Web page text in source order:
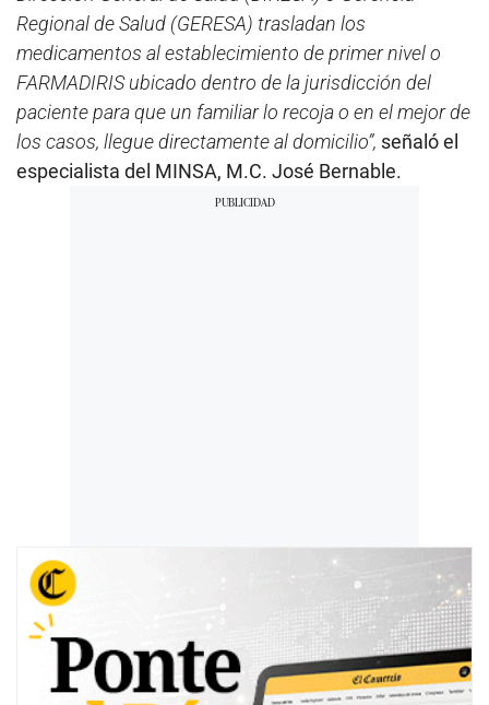
Regional de Salud (GERESA) trasladan los
medicamentos al establecimiento de primer nivel o
FARMADIRIS ubicado dentro de la jurisdicción del
paciente para que un familiar lo recoja o en el mejor de
los casos, llegue directamente al domicilio”, señaló el
especialista del MINSA, M.C. José Bernable.